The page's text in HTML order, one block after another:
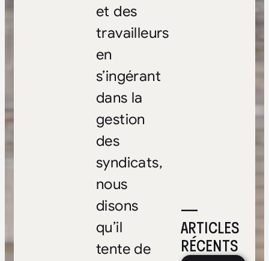
—
ARTICLES
RÉCENTS
et des
travailleurs
en
s’ingérant
dans la
gestion
des
syndicats,
nous
disons
qu’il
tente de